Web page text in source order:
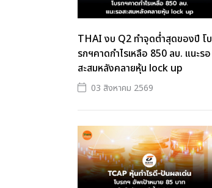
THAI งบ Q2 ทำจุดต่ำสุดของปี โบ
รกฯคาดกำไรเหลือ 850 ลบ. แนะรอ
สะสมหลังคลายหุ้น lock up
03 สิงหาคม 2569